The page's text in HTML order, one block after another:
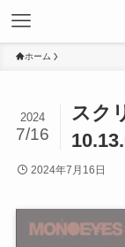
ホーム
スク
2024
7/16
2024年7月16日